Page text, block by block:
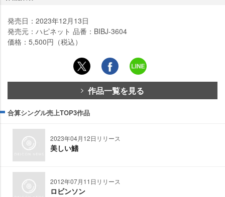
発売日：2023年12月13日
発売元：ハピネット 品番：BIBJ-3604
価格：5,500円（税込）
作品一覧を見る
合算シングル売上TOP3作品
2023年04月12日リリース
美しい鰭
2012年07月11日リリース
ロビンソン